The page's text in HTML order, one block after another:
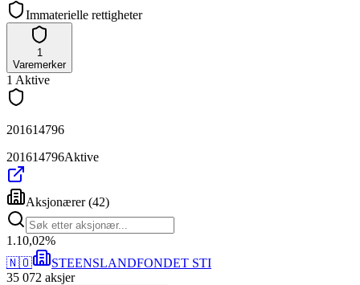
Immaterielle rettigheter
1
Varemerker
1 Aktive
201614796
201614796Aktive
Aksjonærer(42)
1 .10,02%
🇳🇴
STEENSLANDFONDET STI
35 072 aksjer